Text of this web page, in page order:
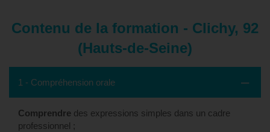
Contenu de la formation - Clichy, 92
(Hauts-de-Seine)
1 - Compréhension orale
Comprendre des expressions simples dans un cadre
professionnel ;